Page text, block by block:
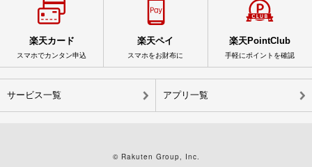
楽天カード
スマホでカンタン申込
楽天ペイ
スマホをお財布に
楽天PointClub
手軽にポイントを確認
サービス一覧 アプリ一覧
© Rakuten Group, Inc.